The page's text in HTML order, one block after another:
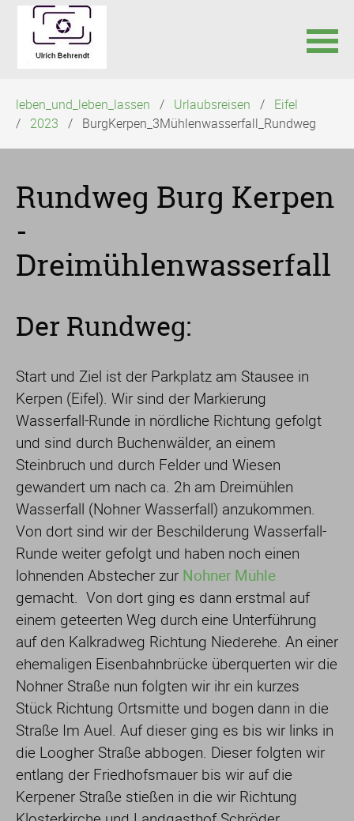
überspringen
leben_und_leben_lassen Urlaubsreisen
Eifel
2023
BurgKerpen_3Mühlenwasserfall_Rundweg
Rundweg Burg Kerpen
-
Dreimühlenwasserfall
Der Rundweg:
Start und Ziel ist der Parkplatz am Stausee in
Kerpen (Eifel). Wir sind der Markierung
Wasserfall-Runde in nördliche Richtung gefolgt
und sind durch Buchenwälder, an einem
Steinbruch und durch Felder und Wiesen
gewandert um nach ca. 2h am Dreimühlen
Wasserfall (Nohner Wasserfall) anzukommen.
Von dort sind wir der Beschilderung Wasserfall-
Runde weiter gefolgt und haben noch einen
lohnenden Abstecher zur Nohner Mühle
gemacht. Von dort ging es dann erstmal auf
einem geteerten Weg durch eine Unterführung
auf den Kalkradweg Richtung Niederehe. An einer
ehemaligen Eisenbahnbrücke überquerten wir die
Nohner Straße nun folgten wir ihr ein kurzes
Stück Richtung Ortsmitte und bogen dann in die
Straße Im Auel. Auf dieser ging es bis wir links in
die Loogher Straße abbogen. Dieser folgten wir
entlang der Friedhofsmauer bis wir auf die
Kerpener Straße stießen in die wir Richtung